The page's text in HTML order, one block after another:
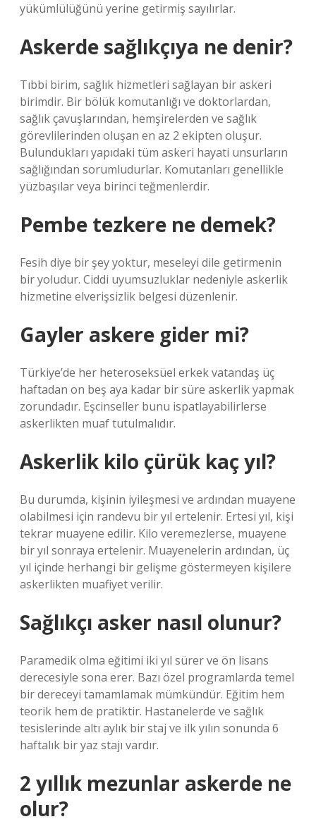
yükümlülüğünü yerine getirmiş sayılırlar.
Askerde sağlıkçıya ne denir?
Tıbbi birim, sağlık hizmetleri sağlayan bir askeri
birimdir. Bir bölük komutanlığı ve doktorlardan,
sağlık çavuşlarından, hemşirelerden ve sağlık
görevlilerinden oluşan en az 2 ekipten oluşur.
Bulundukları yapıdaki tüm askeri hayati unsurların
sağlığından sorumludurlar. Komutanları genellikle
yüzbaşılar veya birinci teğmenlerdir.
Pembe tezkere ne demek?
Fesih diye bir şey yoktur, meseleyi dile getirmenin
bir yoludur. Ciddi uyumsuzluklar nedeniyle askerlik
hizmetine elverişsizlik belgesi düzenlenir.
Gayler askere gider mi?
Türkiye’de her heteroseksüel erkek vatandaş üç
haftadan on beş aya kadar bir süre askerlik yapmak
zorundadır. Eşcinseller bunu ispatlayabilirlerse
askerlikten muaf tutulmalıdır.
Askerlik kilo çürük kaç yıl?
Bu durumda, kişinin iyileşmesi ve ardından muayene
olabilmesi için randevu bir yıl ertelenir. Ertesi yıl, kişi
tekrar muayene edilir. Kilo veremezlerse, muayene
bir yıl sonraya ertelenir. Muayenelerin ardından, üç
yıl içinde herhangi bir gelişme göstermeyen kişilere
askerlikten muafiyet verilir.
Sağlıkçı asker nasıl olunur?
Paramedik olma eğitimi iki yıl sürer ve ön lisans
derecesiyle sona erer. Bazı özel programlarda temel
bir dereceyi tamamlamak mümkündür. Eğitim hem
teorik hem de pratiktir. Hastanelerde ve sağlık
tesislerinde altı aylık bir staj ve ilk yılın sonunda 6
haftalık bir yaz stajı vardır.
2 yıllık mezunlar askerde ne
olur?